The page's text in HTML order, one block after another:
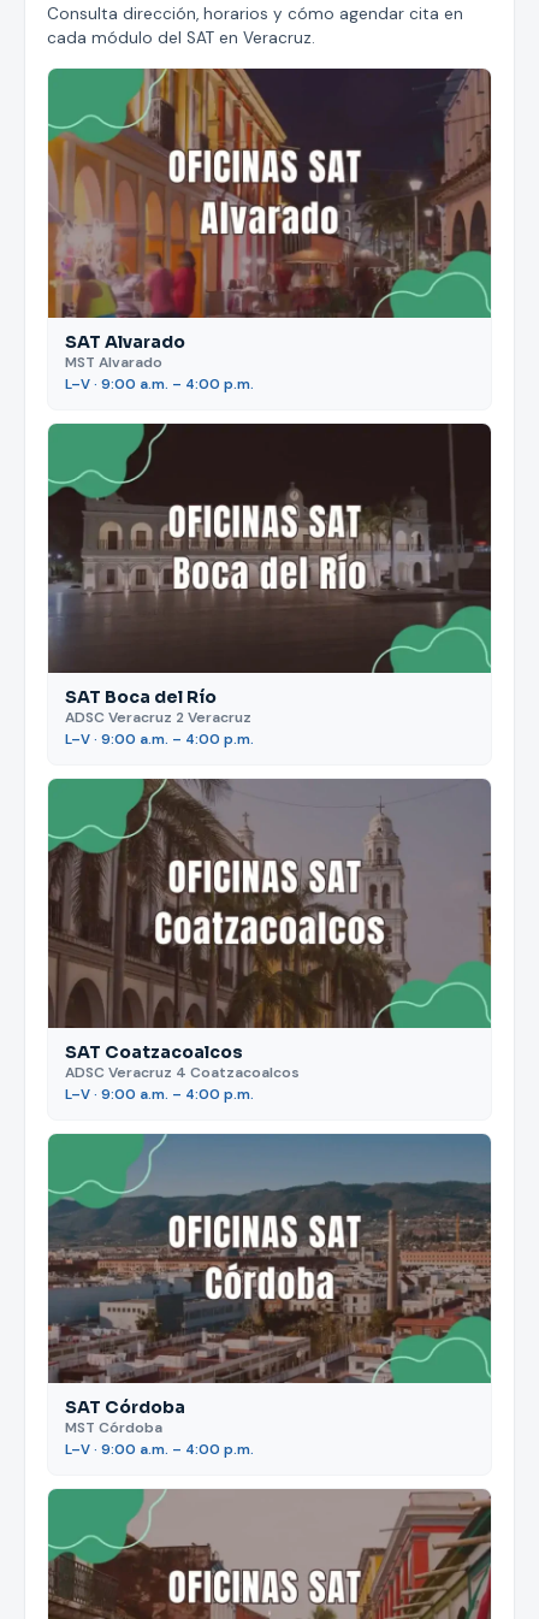
Consulta dirección, horarios y cómo agendar cita en
cada módulo del SAT en Veracruz.
SAT Alvarado
MST Alvarado
L–V · 9:00 a.m. – 4:00 p.m.
SAT Boca del Río
ADSC Veracruz 2 Veracruz
L–V · 9:00 a.m. – 4:00 p.m.
SAT Coatzacoalcos
ADSC Veracruz 4 Coatzacoalcos
L–V · 9:00 a.m. – 4:00 p.m.
SAT Córdoba
MST Córdoba
L–V · 9:00 a.m. – 4:00 p.m.